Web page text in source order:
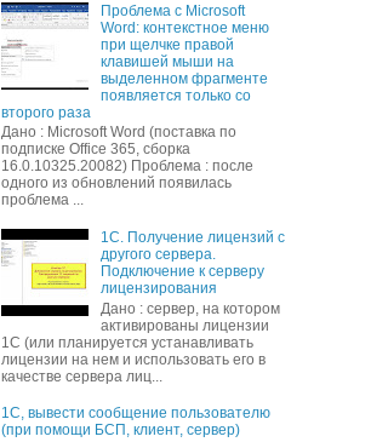
Проблема с Microsoft
Word: контекстное меню
при щелчке правой
клавишей мыши на
выделенном фрагменте
появляется только со
второго раза
Дано : Microsoft Word (поставка по
подписке Office 365, сборка
16.0.10325.20082) Проблема : после
одного из обновлений появилась
проблема ...
1С. Получение лицензий с
другого сервера.
Подключение к серверу
лицензирования
Дано : сервер, на котором
активированы лицензии
1С (или планируется устанавливать
лицензии на нем и использовать его в
качестве сервера лиц...
1С, вывести сообщение пользователю
(при помощи БСП, клиент, сервер)